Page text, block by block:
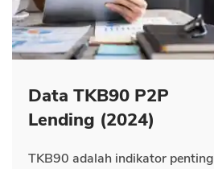
Data TKB90 P2P
Lending (2024)
TKB90 adalah indikator penting